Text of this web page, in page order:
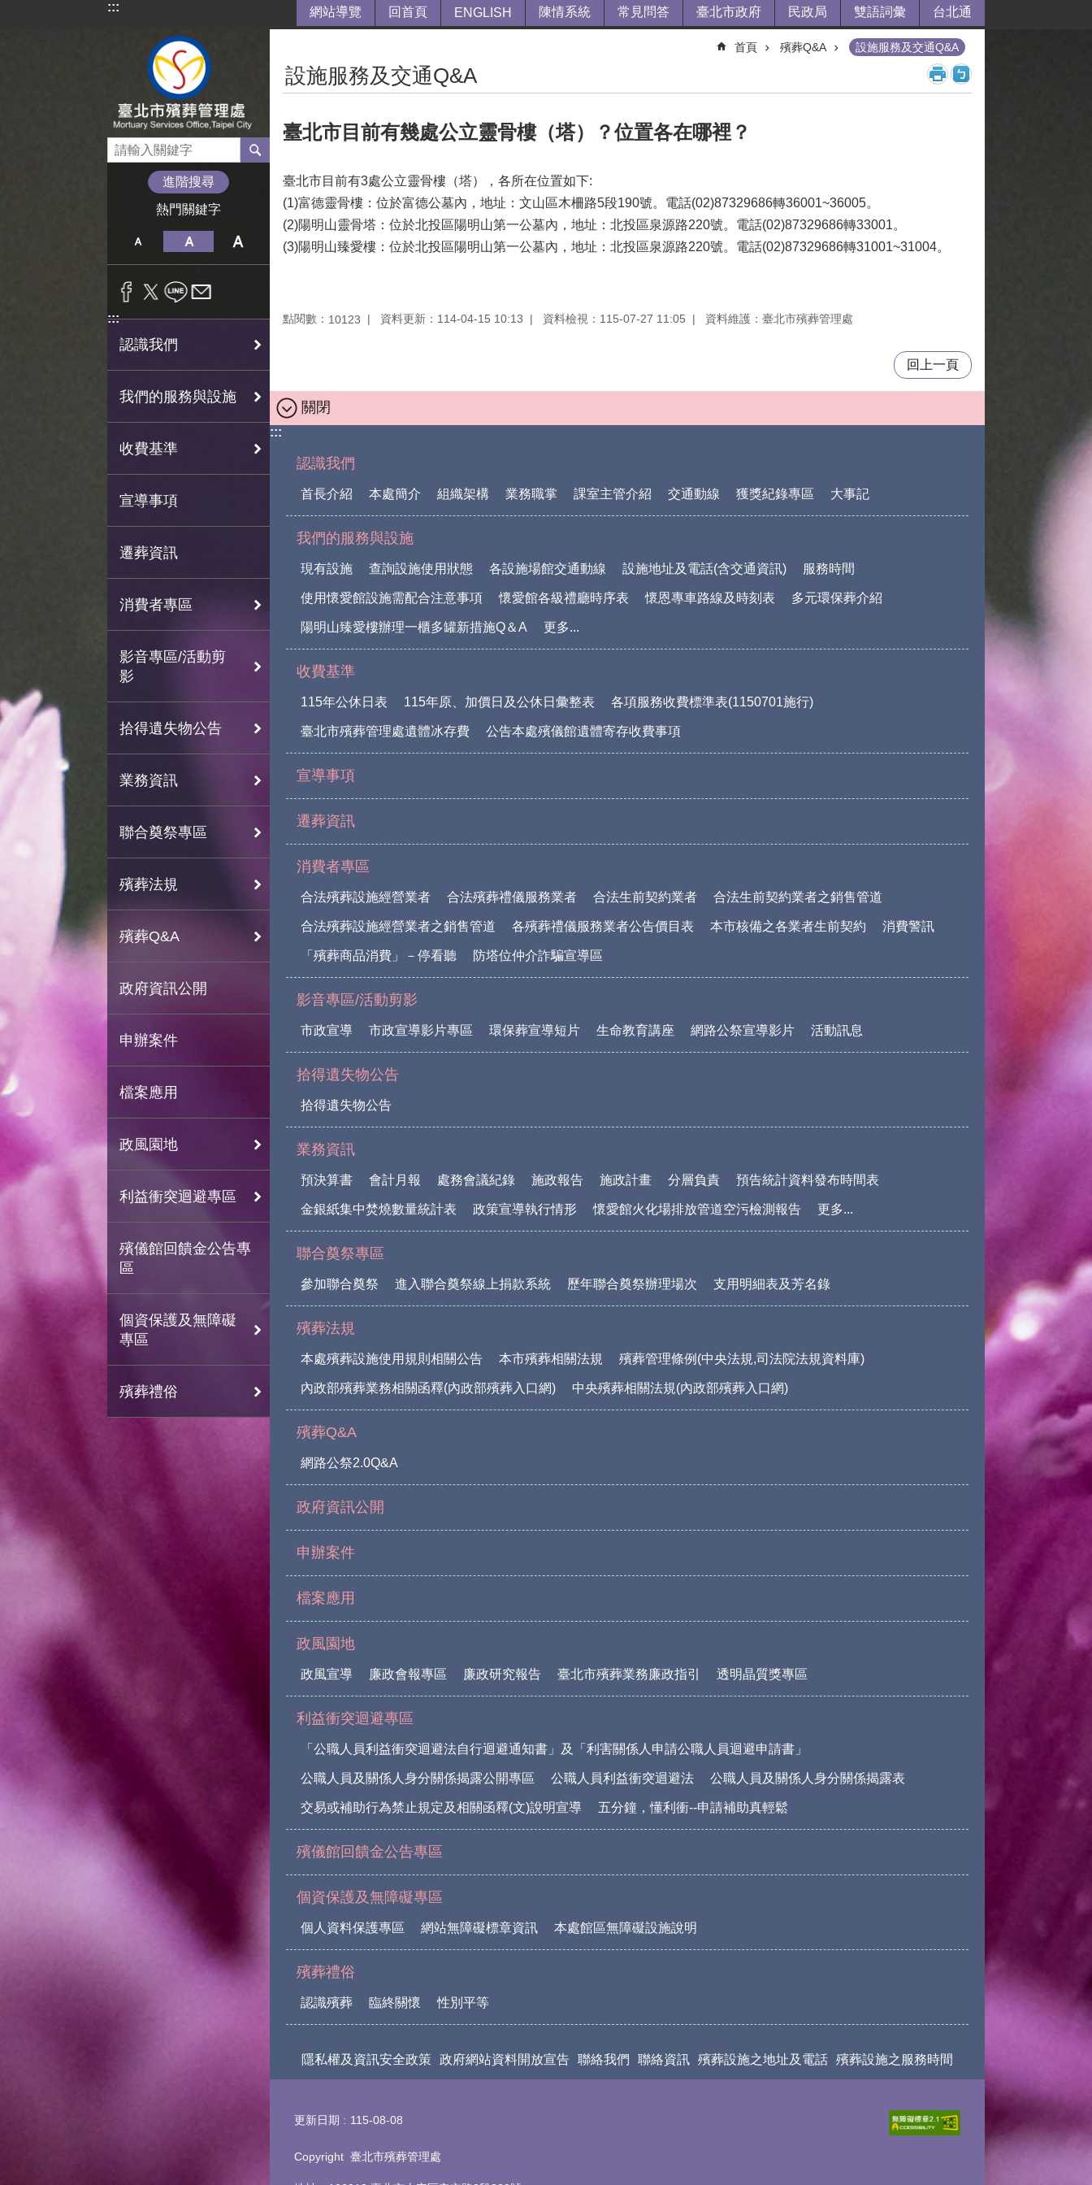
跳到主要內容區塊
::: 網站導覽 回首頁 ENGLISH 陳情系統 常見問答 臺北市政府 民政局 雙語詞彙 台北通
進階搜尋
熱門關鍵字
:::
認識我們
我們的服務與設施
收費基準
宣導事項
遷葬資訊
消費者專區
影音專區/活動剪
影
拾得遺失物公告
業務資訊
聯合奠祭專區
殯葬法規
殯葬Q&A
政府資訊公開
申辦案件
檔案應用
政風園地
利益衝突迴避專區
殯儀館回饋金公告專
區
個資保護及無障礙
專區
殯葬禮俗
首頁 殯葬Q&A 設施服務及交通Q&A
設施服務及交通Q&A
臺北市目前有幾處公立靈骨樓（塔）？位置各在哪裡？
臺北市目前有3處公立靈骨樓（塔），各所在位置如下:
(1)富德靈骨樓：位於富德公墓內，地址：文山區木柵路5段190號。電話(02)87329686轉36001~36005。
(2)陽明山靈骨塔：位於北投區陽明山第一公墓內，地址：北投區泉源路220號。電話(02)87329686轉33001。
(3)陽明山臻愛樓：位於北投區陽明山第一公墓內，地址：北投區泉源路220號。電話(02)87329686轉31001~31004。
點閱數： 10123 資料更新：114-04-15 10:13 資料檢視：115-07-27 11:05 資料維護：臺北市殯葬管理處
回上一頁
關閉
:::
認識我們
首長介紹 本處簡介 組織架構 業務職掌 課室主管介紹 交通動線 獲獎紀錄專區 大事記
我們的服務與設施
現有設施 查詢設施使用狀態 各設施場館交通動線 設施地址及電話(含交通資訊) 服務時間
使用懷愛館設施需配合注意事項 懷愛館各級禮廳時序表 懷恩專車路線及時刻表 多元環保葬介紹
陽明山臻愛樓辦理一櫃多罐新措施Q＆A 更多...
收費基準
115年公休日表 115年原、加價日及公休日彙整表 各項服務收費標準表(1150701施行)
臺北市殯葬管理處遺體冰存費 公告本處殯儀館遺體寄存收費事項
宣導事項
遷葬資訊
消費者專區
合法殯葬設施經營業者 合法殯葬禮儀服務業者 合法生前契約業者 合法生前契約業者之銷售管道
合法殯葬設施經營業者之銷售管道 各殯葬禮儀服務業者公告價目表 本市核備之各業者生前契約 消費警訊
「殯葬商品消費」－停看聽 防塔位仲介詐騙宣導區
影音專區/活動剪影
市政宣導 市政宣導影片專區 環保葬宣導短片 生命教育講座 網路公祭宣導影片 活動訊息
拾得遺失物公告
拾得遺失物公告
業務資訊
預決算書 會計月報 處務會議紀錄 施政報告 施政計畫 分層負責 預告統計資料發布時間表
金銀紙集中焚燒數量統計表 政策宣導執行情形 懷愛館火化場排放管道空污檢測報告 更多...
聯合奠祭專區
參加聯合奠祭 進入聯合奠祭線上捐款系統 歷年聯合奠祭辦理場次 支用明細表及芳名錄
殯葬法規
本處殯葬設施使用規則相關公告 本市殯葬相關法規 殯葬管理條例(中央法規,司法院法規資料庫)
內政部殯葬業務相關函釋(內政部殯葬入口網) 中央殯葬相關法規(內政部殯葬入口網)
殯葬Q&A
網路公祭2.0Q&A
政府資訊公開
申辦案件
檔案應用
政風園地
政風宣導 廉政會報專區 廉政研究報告 臺北市殯葬業務廉政指引 透明晶質獎專區
利益衝突迴避專區
「公職人員利益衝突迴避法自行迴避通知書」及「利害關係人申請公職人員迴避申請書」
公職人員及關係人身分關係揭露公開專區 公職人員利益衝突迴避法 公職人員及關係人身分關係揭露表
交易或補助行為禁止規定及相關函釋(文)說明宣導 五分鐘，懂利衝--申請補助真輕鬆
殯儀館回饋金公告專區
個資保護及無障礙專區
個人資料保護專區 網站無障礙標章資訊 本處館區無障礙設施說明
殯葬禮俗
認識殯葬 臨終關懷 性別平等
隱私權及資訊安全政策 政府網站資料開放宣告 聯絡我們 聯絡資訊 殯葬設施之地址及電話 殯葬設施之服務時間
更新日期 115-08-08
Copyright 臺北市殯葬管理處